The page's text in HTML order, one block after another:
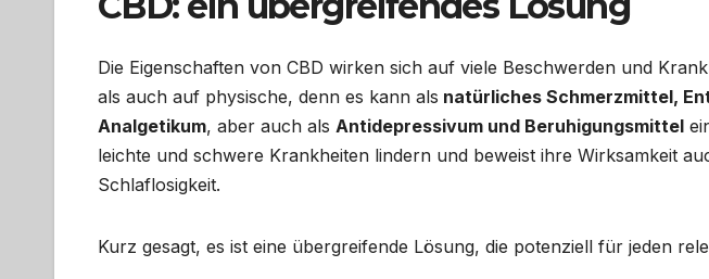
Die Eigenschaften von CBD wirken sich auf viele Beschwerden und
als auch auf physische, denn es kann als natürliches Schmerzmittel,
Analgetikum, aber auch als Antidepressivum und Beruhigungsmittel
leichte und schwere Krankheiten lindern und beweist ihre Wirksamkeit
Schlaflosigkeit.
Kurz gesagt, es ist eine übergreifende Lösung, die potenziell für jeden